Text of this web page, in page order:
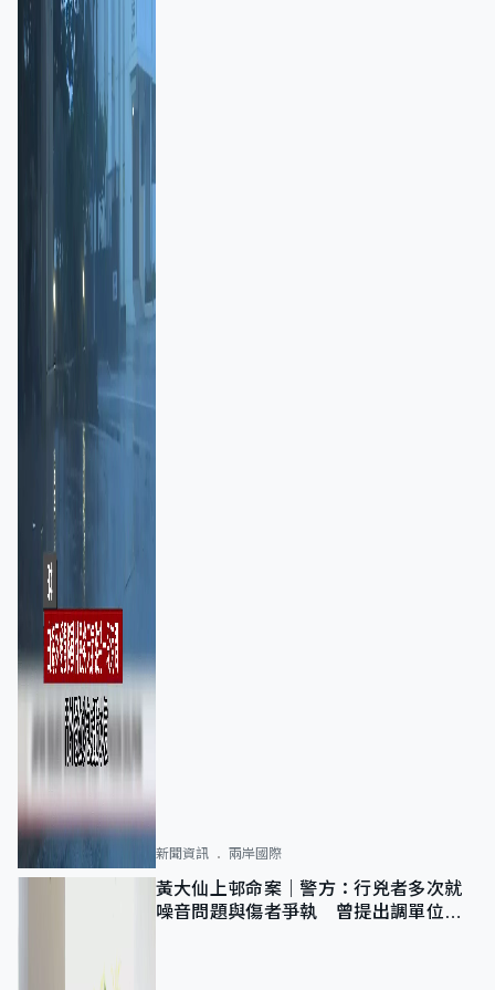
新聞資訊 兩岸國際
黃大仙上邨命案｜警方：行兇者多次就
噪音問題與傷者爭執 曾提出調單位已